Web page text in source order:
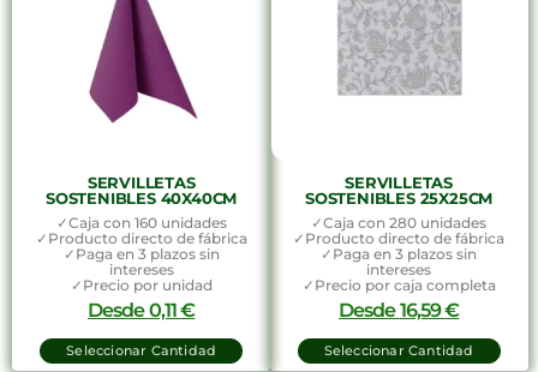
SERVILLETAS
SOSTENIBLES 40X40CM
✓Caja con 160 unidades
✓Producto directo de fábrica
✓Paga en 3 plazos sin
intereses
✓Precio por unidad
Desde0,11€
Seleccionar Cantidad
SERVILLETAS
SOSTENIBLES 25X25CM
✓Caja con 280 unidades
✓Producto directo de fábrica
✓Paga en 3 plazos sin
intereses
✓Precio por caja completa
Desde16,59€
Seleccionar Cantidad